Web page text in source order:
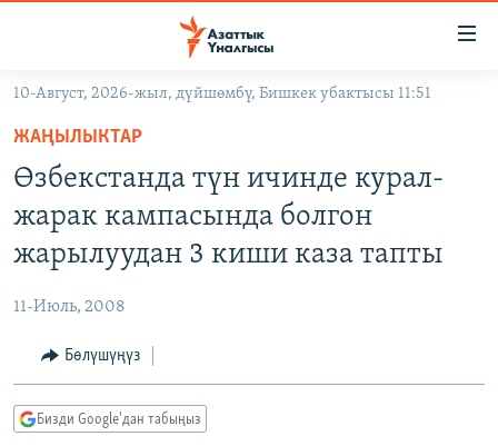
Навигацияга
өтүңүз
Издөөгө
салыңыз
КЫРГЫЗСТАН
МАДАНИЯТ
УКРАИНА
ТВ ПРОГРАММАЛАР
БҮГҮН АЗАТТЫКТА
ПОДКАСТ
10-Август, 2026-жыл, дүйшөмбү, Бишкек убактысы 11:51
ЖАҢЫЛЫКТАР
Өзбекстанда түн ичинде курал-
жарак кампасында болгон
жарылуудан 3 киши каза тапты
11-Июль, 2008
Бөлүшүңүз
Бизди Google'дан табыңыз